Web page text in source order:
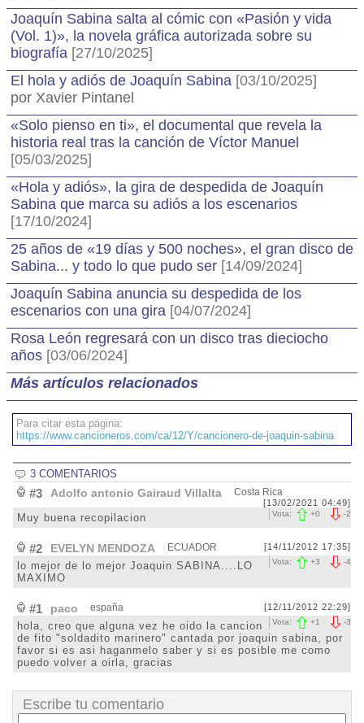
Joaquín Sabina salta al cómic con «Pasión y vida
(Vol. 1)», la novela gráfica autorizada sobre su
biografía [27/10/2025]
El hola y adiós de Joaquín Sabina [03/10/2025]
por Xavier Pintanel
«Solo pienso en ti», el documental que revela la
historia real tras la canción de Víctor Manuel
[05/03/2025]
«Hola y adiós», la gira de despedida de Joaquín
Sabina que marca su adiós a los escenarios
[17/10/2024]
25 años de «19 días y 500 noches», el gran disco de
Sabina... y todo lo que pudo ser [14/09/2024]
Joaquín Sabina anuncia su despedida de los
escenarios con una gira [04/07/2024]
Rosa León regresará con un disco tras dieciocho
años [03/06/2024]
Más artículos relacionados
Para citar esta página:
https://www.cancioneros.com/ca/12/Y/cancionero-de-joaquin-sabina
3 COMENTARIOS
#3 Adolfo antonio Gairaud Villalta Costa Rica
[13/02/2021 04:49]
-2
Vota: +0
Muy buena recopilacion
#2 EVELYN MENDOZA ECUADOR [14/11/2012 17:35]
-4
Vota: +3
lo mejor de lo mejor Joaquin SABINA....LO
MAXIMO
#1 paco españa [12/11/2012 22:29]
-3
Vota: +1
hola, creo que alguna vez he oido la cancion
de fito "soldadito marinero" cantada por joaquin sabina, por
favor si es asi haganmelo saber y si es posible me como
puedo volver a oirla, gracias
Escribe tu comentario